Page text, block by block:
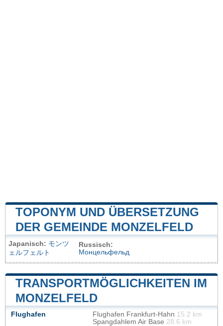
TOPONYM UND ÜBERSETZUNG
DER GEMEINDE MONZELFELD
Japanisch: モンツ
ェルフェルト
Russisch:
Монцельфельд
TRANSPORTMÖGLICHKEITEN IM
MONZELFELD
Flughafen Flughafen Frankfurt-Hahn 15.2 km
Spangdahlem Air Base 28.6 km